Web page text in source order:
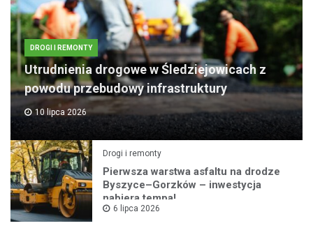
DROGI I REMONTY
Utrudnienia drogowe w Śledziejowicach z
powodu przebudowy infrastruktury
10 lipca 2026
Drogi i remonty
Pierwsza warstwa asfaltu na drodze
Byszyce–Gorzków – inwestycja
nabiera tempa!
6 lipca 2026